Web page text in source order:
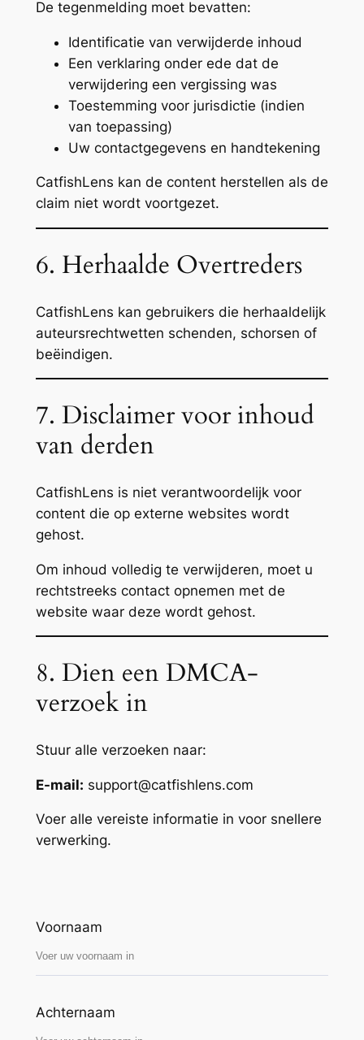
De tegenmelding moet bevatten:
Identificatie van verwijderde inhoud
Een verklaring onder ede dat de
verwijdering een vergissing was
Toestemming voor jurisdictie (indien
van toepassing)
Uw contactgegevens en handtekening
CatfishLens kan de content herstellen als de
claim niet wordt voortgezet.
6. Herhaalde Overtreders
CatfishLens kan gebruikers die herhaaldelijk
auteursrechtwetten schenden, schorsen of
beëindigen.
7. Disclaimer voor inhoud
van derden
CatfishLens is niet verantwoordelijk voor
content die op externe websites wordt
gehost.
Om inhoud volledig te verwijderen, moet u
rechtstreeks contact opnemen met de
website waar deze wordt gehost.
8. Dien een DMCA-
verzoek in
Stuur alle verzoeken naar:
E-mail: support@catfishlens.com
Voer alle vereiste informatie in voor snellere
verwerking.
Voornaam
Achternaam